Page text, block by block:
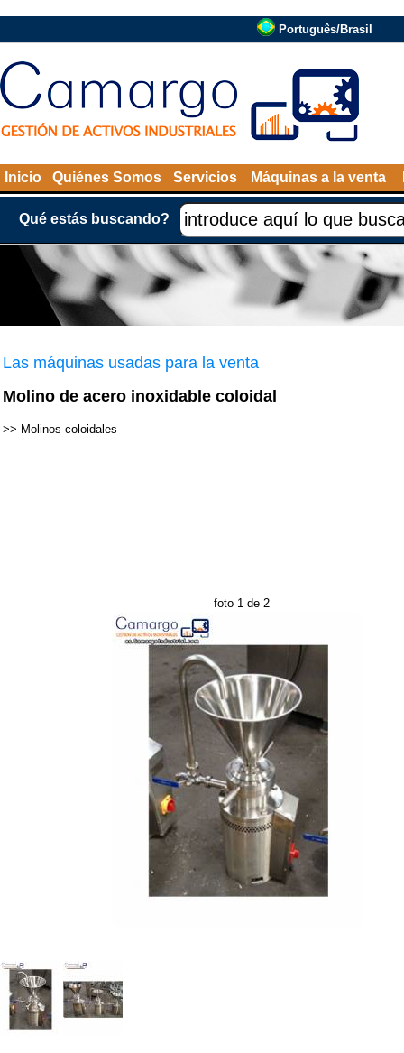
Português/Brasil
Inicio Quiénes Somos Servicios Máquinas a la venta
Qué estás buscando?
Las máquinas usadas para la venta
Molino de acero inoxidable coloidal
>> Molinos coloidales
foto 1 de 2